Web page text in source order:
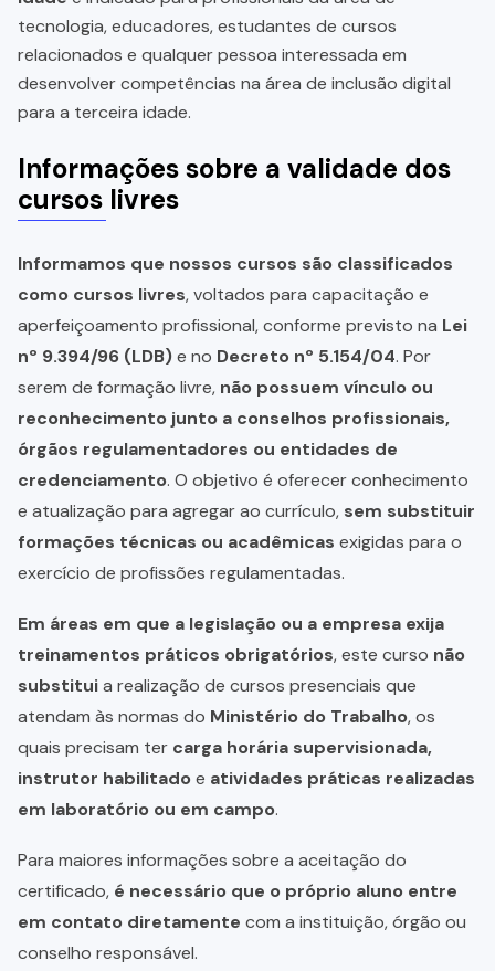
tecnologia, educadores, estudantes de cursos
relacionados e qualquer pessoa interessada em
desenvolver competências na área de inclusão digital
para a terceira idade.
Informações sobre a validade dos
cursos livres
Informamos que nossos cursos são classificados
como cursos livres, voltados para capacitação e
aperfeiçoamento profissional, conforme previsto na Lei
nº 9.394/96 (LDB)e no Decreto nº 5.154/04. Por
serem de formação livre, não possuem vínculo ou
reconhecimento junto a conselhos profissionais,
órgãos regulamentadores ou entidades de
credenciamento. O objetivo é oferecer conhecimento
e atualização para agregar ao currículo, sem substituir
formações técnicas ou acadêmicas exigidas para o
exercício de profissões regulamentadas.
Em áreas em que a legislação ou a empresa exija
treinamentos práticos obrigatórios, este curso não
substituia realização de cursos presenciais que
atendam às normas do Ministério do Trabalho, os
quais precisam ter carga horária supervisionada,
instrutor habilitadoe atividades práticas realizadas
em laboratório ou em campo.
Para maiores informações sobre a aceitação do
certificado, é necessário que o próprio aluno entre
em contato diretamente com a instituição, órgão ou
conselho responsável.